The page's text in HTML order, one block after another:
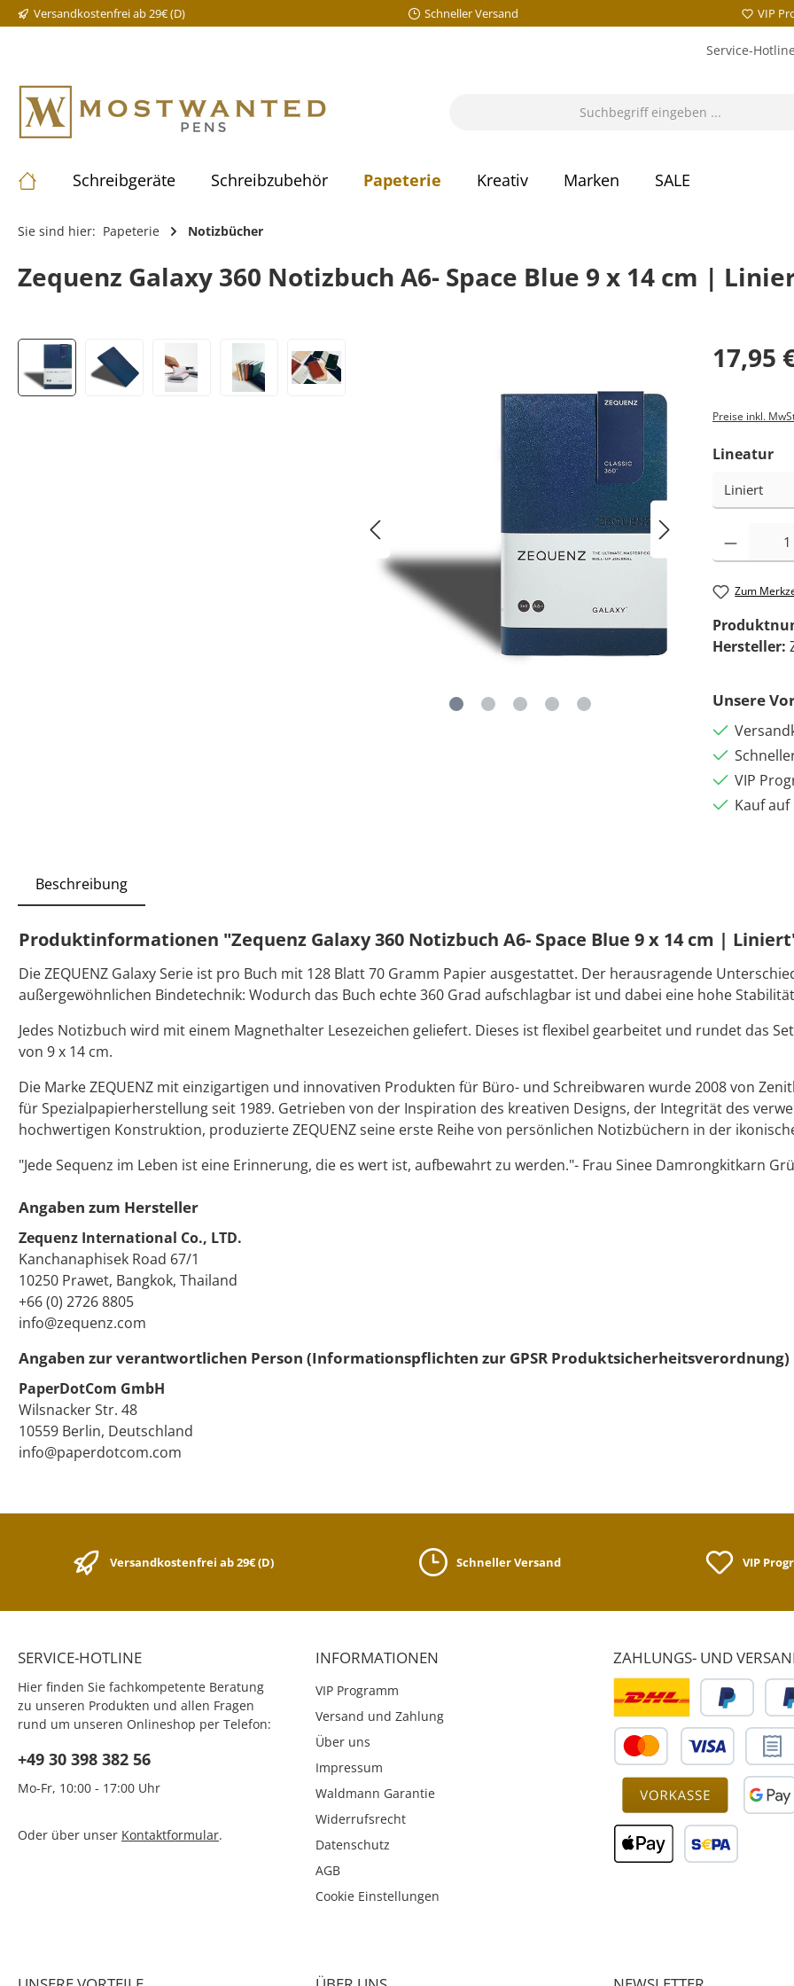
Versandkostenfrei ab 29€ (D) Schneller Versand VIP
Service-Hotline
Schreibgeräte Schreibzubehör Papeterie Kreativ Marken SALE
Sie sind hier: Papeterie Notizbücher
Zequenz Galaxy 360 Notizbuch A6- Space Blue 9 x 14 cm |
17,95
Preise inkl.
Lineatur
Zum
Hersteller:
Unsere
VIP
Kauf
Beschreibung
Produktinformationen "Zequenz Galaxy 360 Notizbuch A6- Space Blue 9 x 14 cm |
Die ZEQUENZ Galaxy Serie ist pro Buch mit 128 Blatt 70 Gramm Papier ausgestattet. Der herausragende
außergewöhnlichen Bindetechnik: Wodurch das Buch echte 360 Grad aufschlagbar ist und dabei eine hohe
Jedes Notizbuch wird mit einem Magnethalter Lesezeichen geliefert. Dieses ist flexibel gearbeitet und rundet das
von 9 x 14 cm.
Die Marke ZEQUENZ mit einzigartigen und innovativen Produkten für Büro- und Schreibwaren wurde 2008 von
für Spezialpapierherstellung seit 1989. Getrieben von der Inspiration des kreativen Designs, der Integrität des
hochwertigen Konstruktion, produzierte ZEQUENZ seine erste Reihe von persönlichen Notizbüchern in der
"Jede Sequenz im Leben ist eine Erinnerung, die es wert ist, aufbewahrt zu werden."- Frau Sinee Damrongkitkarn
Angaben zum Hersteller
Zequenz International Co., LTD.
Kanchanaphisek Road 67/1
10250 Prawet, Bangkok, Thailand
+66 (0) 2726 8805
info@zequenz.com
Angaben zur verantwortlichen Person (Informationspflichten zur GPSR Produktsicherheitsverordnung)
PaperDotCom GmbH
Wilsnacker Str. 48
10559 Berlin, Deutschland
info@paperdotcom.com
Versandkostenfrei ab 29€ (D) Schneller Versand VIP
SERVICE-HOTLINE
Hier finden Sie fachkompetente Beratung
zu unseren Produkten und allen Fragen
rund um unseren Onlineshop per Telefon:
+49 30 398 382 56
Mo-Fr, 10:00 - 17:00 Uhr
Oder über unser Kontaktformular.
INFORMATIONEN
VIP Programm
Versand und Zahlung
Über uns
Impressum
Waldmann Garantie
Widerrufsrecht
Datenschutz
AGB
Cookie Einstellungen
ZAHLUNGS- UND